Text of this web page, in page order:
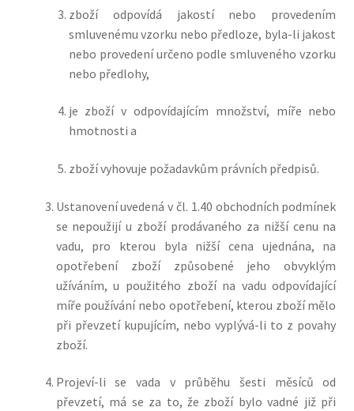
zboží odpovídá jakostí nebo provedením
smluvenému vzorku nebo předloze, byla-li jakost
nebo provedení určeno podle smluveného vzorku
nebo předlohy,
je zboží v odpovídajícím množství, míře nebo
hmotnosti a
zboží vyhovuje požadavkům právních předpisů.
Ustanovení uvedená v čl. 1.40 obchodních podmínek
se nepoužijí u zboží prodávaného za nižší cenu na
vadu, pro kterou byla nižší cena ujednána, na
opotřebení zboží způsobené jeho obvyklým
užíváním, u použitého zboží na vadu odpovídající
míře používání nebo opotřebení, kterou zboží mělo
při převzetí kupujícím, nebo vyplývá-li to z povahy
zboží.
Projeví-li se vada v průběhu šesti měsíců od
převzetí, má se za to, že zboží bylo vadné již při